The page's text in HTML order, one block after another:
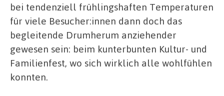
bei tendenziell frühlingshaften Temperaturen
für viele Besucher:innen dann doch das
begleitende Drumherum anziehender
gewesen sein: beim kunterbunten Kultur- und
Familienfest, wo sich wirklich alle wohlfühlen
konnten.